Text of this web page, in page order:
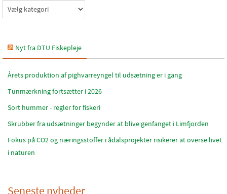
Katagorier
Nyt fra DTU Fiskepleje
Årets produktion af pighvarreyngel til udsætning er i gang
Tunmærkning fortsætter i 2026
Sort hummer - regler for fiskeri
Skrubber fra udsætninger begynder at blive genfanget i Limfjorden
Fokus på CO2 og næringsstoffer i ådalsprojekter risikerer at overse livet
i naturen
Seneste nyheder